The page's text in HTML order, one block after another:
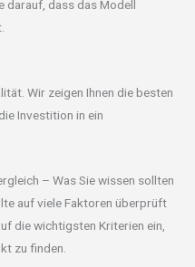
darauf, dass das Modell
Wir zeigen Ihnen die besten
Investition in ein
– Was Sie wissen sollten
auf viele Faktoren überprüft
die wichtigsten Kriterien ein,
zu finden.